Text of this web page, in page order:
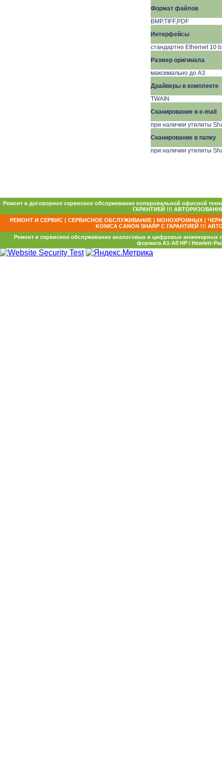
Формат файлов
BMP,TIFF,PDF
Интерфейсы
стандартно Ethernet10
Размер оригинала
максимально до A3
Драйверы в комплекте
TWAIN
Сканирование в e-mail
при наличии утилиты
Сканирование в папку
при наличии утилиты
Ремонт и договорное сервисное обслуживание копировальной офисной
ГАРАНТИЕЙ !!!
РЕМОНТ И СЕРВИС ( СЕРВИСНОЕ ОБСЛУЖИВАНИЕ ) МОНОХРОМНЫХ (
KONICA CANON SHARP С ГАРАНТИЕЙ !!!
Ремонт и сервисное обслуживание аналоговых и цифровых инженерных
формата А1-А0 HP / Hewlett-